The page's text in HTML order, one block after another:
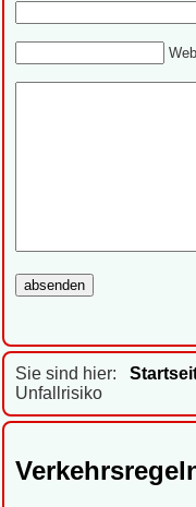
Sie sind hier:
Unfallrisiko